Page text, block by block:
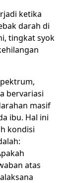
ketika
darah di
tingkat syok
bervariasi
masif
ibu. Hal ini
kondisi
atas